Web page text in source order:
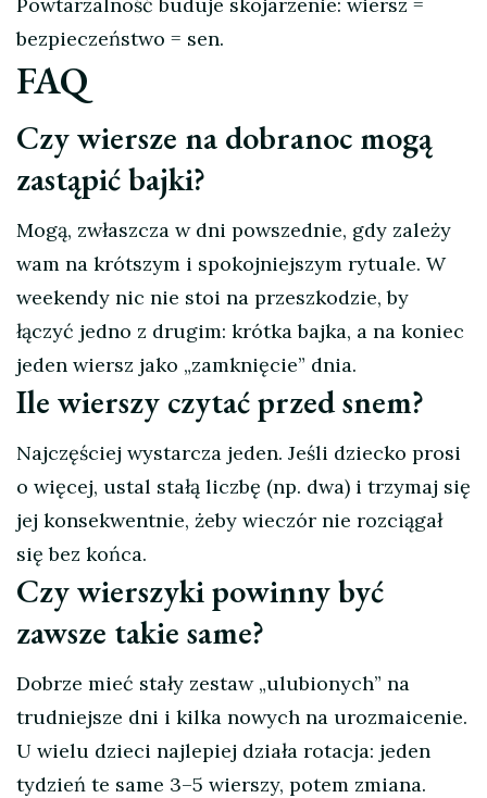
bezpieczeństwo = sen.
FAQ
Czy wiersze na dobranoc mogą
zastąpić bajki?
Mogą, zwłaszcza w dni powszednie, gdy zależy
wam na krótszym i spokojniejszym rytuale. W
weekendy nic nie stoi na przeszkodzie, by
łączyć jedno z drugim: krótka bajka, a na koniec
jeden wiersz jako „zamknięcie” dnia.
Ile wierszy czytać przed snem?
Najczęściej wystarcza jeden. Jeśli dziecko prosi
o więcej, ustal stałą liczbę (np. dwa) i trzymaj się
jej konsekwentnie, żeby wieczór nie rozciągał
się bez końca.
Czy wierszyki powinny być
zawsze takie same?
Dobrze mieć stały zestaw „ulubionych” na
trudniejsze dni i kilka nowych na urozmaicenie.
U wielu dzieci najlepiej działa rotacja: jeden
tydzień te same 3–5 wierszy, potem zmiana.